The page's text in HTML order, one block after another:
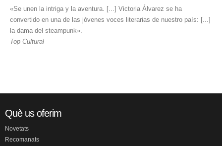
«Se unen la intriga y la aventura. [...] Victoria Álvarez se ha
convertido en una de las jóvenes voces literarias de nuestro país: [...]
la dama del steampunk».
Top Cultural
Què us oferim
Novetats
Recomanats